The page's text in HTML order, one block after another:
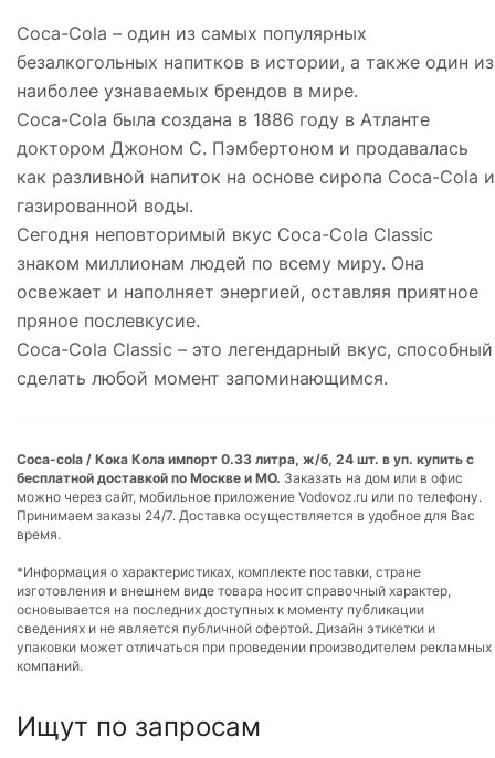
Coca-Cola – один из самых популярных
безалкогольных напитков в истории, а также один из
наиболее узнаваемых брендов в мире.
Coca-Cola была создана в 1886 году в Атланте
доктором Джоном С. Пэмбертоном и продавалась
как разливной напиток на основе сиропа Coca-Cola и
газированной воды.
Сегодня неповторимый вкус Coca-Cola Classic
знаком миллионам людей по всему миру. Она
освежает и наполняет энергией, оставляя приятное
пряное послевкусие.
Coca-Cola Classic – это легендарный вкус, способный
сделать любой момент запоминающимся.
Coca-cola / Кока Кола импорт 0.33 литра, ж/б, 24 шт. в уп. купить с
бесплатной доставкой по Москве и МО. Заказать на дом или в офис
можно через сайт, мобильное приложение Vodovoz.ru или по телефону.
Принимаем заказы 24/7. Доставка осуществляется в удобное для Вас
время.
*Информация о характеристиках, комплекте поставки, стране
изготовления и внешнем виде товара носит справочный характер,
основывается на последних доступных к моменту публикации
сведениях и не является публичной офертой. Дизайн этикетки и
упаковки может отличаться при проведении производителем рекламных
компаний.
Ищут по запросам